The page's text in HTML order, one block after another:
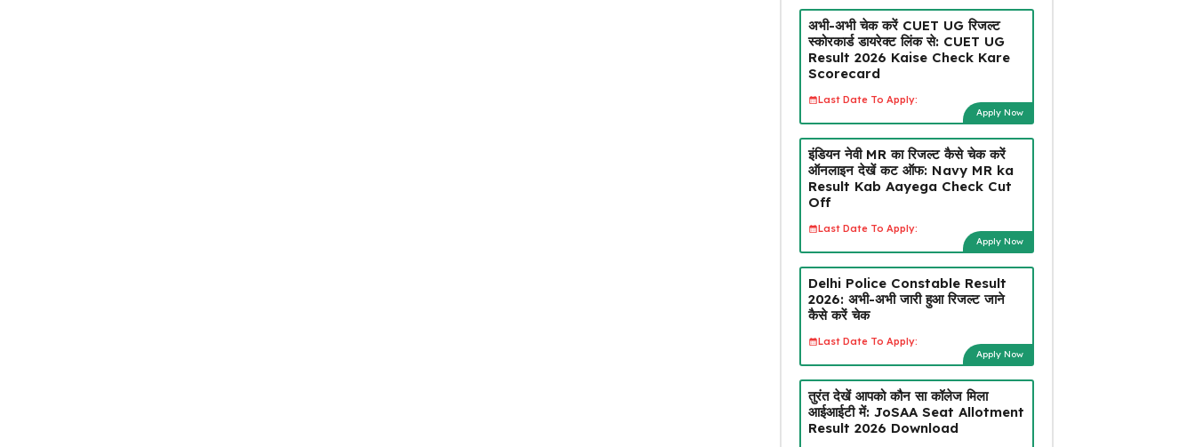
अभी-अभी चेक करें CUET UG रिजल्ट
स्कोरकार्ड डायरेक्ट लिंक से: CUET UG
Result 2026 Kaise Check Kare
Scorecard
Last Date To Apply:
Apply Now
इंडियन नेवी MR का रिजल्ट कैसे चेक करें
ऑनलाइन देखें कट ऑफ: Navy MR ka
Result Kab Aayega Check Cut
Off
Last Date To Apply:
Apply Now
Delhi Police Constable Result
2026: अभी-अभी जारी हुआ रिजल्ट जाने
कैसे करें चेक
Last Date To Apply:
Apply Now
तुरंत देखें आपको कौन सा कॉलेज मिला
आईआईटी में: JoSAA Seat Allotment
Result 2026 Download